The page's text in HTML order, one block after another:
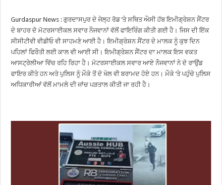
Gurdaspur News : ਗੁਰਦਾਸਪੁਰ ਦੇ ਜੇਲ੍ਹ ਰੋਡ ‘ਤੇ ਸਥਿਤ ਔਸੀ ਹੱਬ ਇਮੀਗ੍ਰੇਸ਼ਨ ਸੈਂਟਰ
ਦੇ ਬਾਹਰ ਦੋ ਮੋਟਰਸਾਈਕਲ ਸਵਾਰ ਨੌਜਵਾਨਾਂ ਵੱਲੋਂ ਫਾਇਰਿੰਗ ਕੀਤੀ ਗਈ ਹੈ। ਜਿਸ ਦੀ ਇੱਕ
ਸੀਸੀਟੀਵੀ ਵੀਡੀਓ ਵੀ ਸਾਹਮਣੇ ਆਈ ਹੈ। ਇਮੀਗ੍ਰੇਸ਼ਨ ਸੈਂਟਰ ਦੇ ਮਾਲਕ ਨੂੰ ਕੁਝ ਦਿਨ
ਪਹਿਲਾਂ ਫਿਰੌਤੀ ਲਈ ਕਾਲ ਵੀ ਆਈ ਸੀ। ਇਮੀਗ੍ਰੇਸ਼ਨ ਸੈਂਟਰ ਦਾ ਮਾਲਕ ਇਸ ਵਕਤ
ਆਸਟ੍ਰੇਲੀਆ ਵਿੱਚ ਰਹਿ ਰਿਹਾ ਹੈ। ਮੋਟਰਸਾਈਕਲ ਸਵਾਰ ਆਏ ਨੌਜਵਾਨਾਂ ਨੇ ਦੋ ਰਾਉਂਡ
ਫਾਇਰ ਕੀਤੇ ਹਨ ਅਤੇ ਪੁਲਿਸ ਨੂੰ ਮੌਕੇ ਤੋਂ ਦੋ ਖੋਲ ਵੀ ਬਰਾਮਦ ਹੋਏ ਹਨ। ਮੌਕੇ ‘ਤੇ ਪਹੁੰਚੇ ਪੁਲਿਸ
ਅਧਿਕਾਰੀਆਂ ਵੱਲੋਂ ਮਾਮਲੇ ਦੀ ਜਾਂਚ ਪੜਤਾਲ ਕੀਤੀ ਜਾ ਰਹੀ ਹੈ।